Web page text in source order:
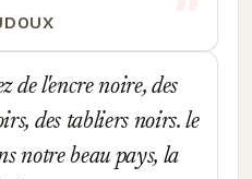
de l'encre noire, des
des tabliers noirs. le
notre beau pays, la